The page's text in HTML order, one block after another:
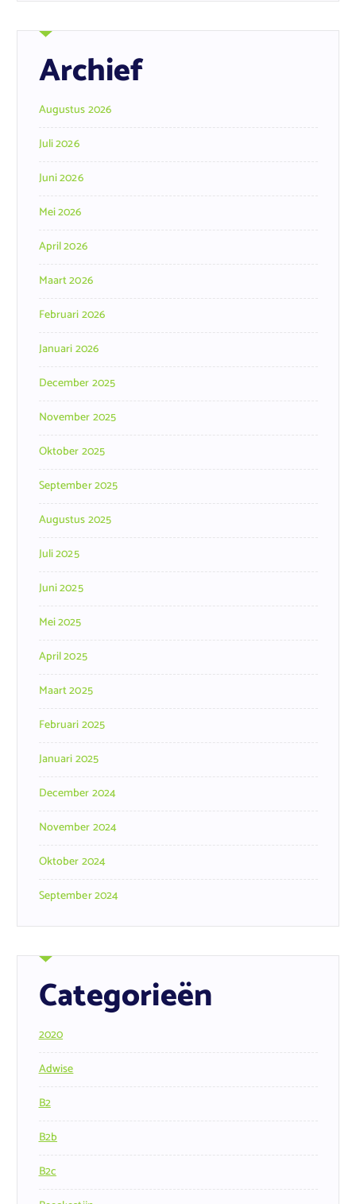
Archief
Augustus 2026
Juli 2026
Juni 2026
Mei 2026
April 2026
Maart 2026
Februari 2026
Januari 2026
December 2025
November 2025
Oktober 2025
September 2025
Augustus 2025
Juli 2025
Juni 2025
Mei 2025
April 2025
Maart 2025
Februari 2025
Januari 2025
December 2024
November 2024
Oktober 2024
September 2024
Categorieën
2020
Adwise
B2
B2b
B2c